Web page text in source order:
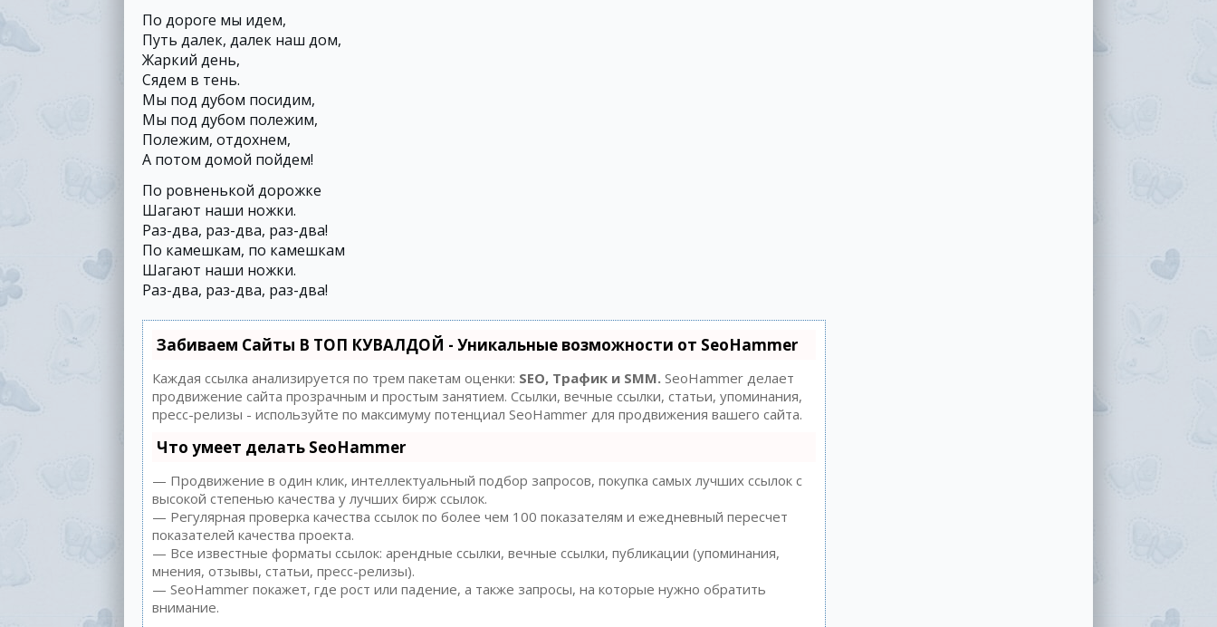
По дороге мы идем,
Путь далек, далек наш дом,
Жаркий день,
Сядем в тень.
Мы под дубом посидим,
Мы под дубом полежим,
Полежим, отдохнем,
А потом домой пойдем!
По ровненькой дорожке
Шагают наши ножки.
Раз-два, раз-два, раз-два!
По камешкам, по камешкам
Шагают наши ножки.
Раз-два, раз-два, раз-два!
Забиваем Сайты В ТОП КУВАЛДОЙ - Уникальные возможности от SeoHammer
Каждая ссылка анализируется по трем пакетам оценки: SEO, Трафик и SMM. SeoHammer делает
продвижение сайта прозрачным и простым занятием. Ссылки, вечные ссылки, статьи, упоминания,
пресс-релизы - используйте по максимуму потенциал SeoHammer для продвижения вашего сайта.
Что умеет делать SeoHammer
— Продвижение в один клик, интеллектуальный подбор запросов, покупка самых лучших ссылок с
высокой степенью качества у лучших бирж ссылок.
— Регулярная проверка качества ссылок по более чем 100 показателям и ежедневный пересчет
показателей качества проекта.
— Все известные форматы ссылок: арендные ссылки, вечные ссылки, публикации (упоминания,
мнения, отзывы, статьи, пресс-релизы).
— SeoHammer покажет, где рост или падение, а также запросы, на которые нужно обратить
внимание.